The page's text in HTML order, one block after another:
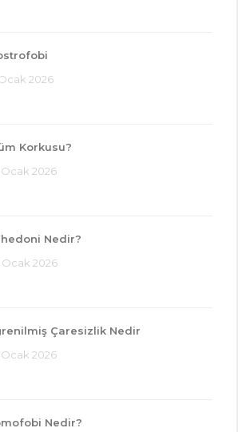
2026
Korkusu?
2026
Nedir?
Ocak 2026
Çaresizlik Nedir
2026
Nedir?